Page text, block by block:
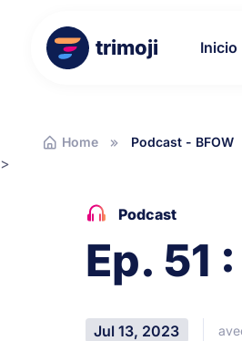
trimoji Inicio
Home Podcast - BFOW
>
Podcast
Ep. 51
Jul 13, 2023